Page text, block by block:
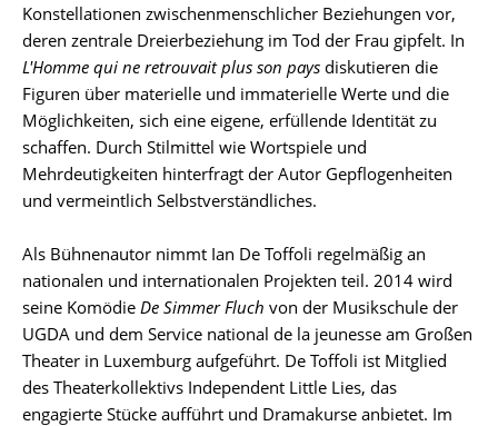
Konstellationen zwischenmenschlicher Beziehungen vor,
deren zentrale Dreierbeziehung im Tod der Frau gipfelt. In
L'Homme qui ne retrouvait plus son pays diskutieren die
Figuren über materielle und immaterielle Werte und die
Möglichkeiten, sich eine eigene, erfüllende Identität zu
schaffen. Durch Stilmittel wie Wortspiele und
Mehrdeutigkeiten hinterfragt der Autor Gepflogenheiten
und vermeintlich Selbstverständliches.
Als Bühnenautor nimmt Ian De Toffoli regelmäßig an
nationalen und internationalen Projekten teil. 2014 wird
seine Komödie De Simmer Fluch von der Musikschule der
UGDA und dem Service national de la jeunesse am Großen
Theater in Luxemburg aufgeführt. De Toffoli ist Mitglied
des Theaterkollektivs Independent Little Lies, das
engagierte Stücke aufführt und Dramakurse anbietet. Im